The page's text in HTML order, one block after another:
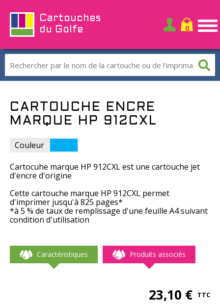
Cartouches
du Golfe
CARTOUCHE ENCRE
MARQUE HP 912CXL
Couleur
Cartocuhe marque HP 912CXL est une cartouche jet
d'encre d'origine
Cette cartouche marque HP 912CXL permet
d'imprimer jusqu'à 825 pages*
*à 5 % de taux de remplissage d'une feuille A4 suivant
condition d'utilisation
Caractéristiques Produits associés
23,10 € TTC